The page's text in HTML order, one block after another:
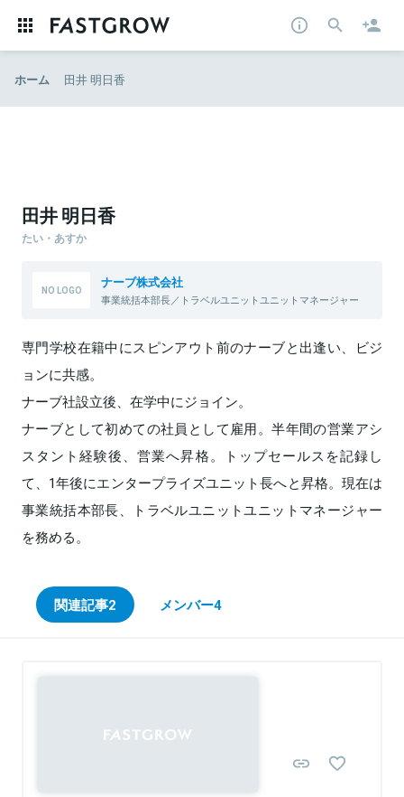
ホーム 田井 明日香
田井 明日香
たい・あすか
ナーブ株式会社
事業統括本部長／トラベルユニットユニットマネージャー
専門学校在籍中にスピンアウト前のナーブと出逢い、ビジ
ョンに共感。
ナーブ社設立後、在学中にジョイン。
ナーブとして初めての社員として雇用。半年間の営業アシ
スタント経験後、営業へ昇格。トップセールスを記録し
て、1年後にエンタープライズユニット長へと昇格。現在は
事業統括本部長、トラベルユニットユニットマネージャー
を務める。
関連記事2 メンバー4